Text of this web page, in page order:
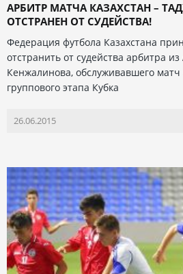
АРБИТР МАТЧА КАЗАХСТАН –
ОТСТРАНЕН ОТ СУДЕЙСТВА!
Федерация футбола Казахстана
отстранить от судейства арбитра
Кенжалинова, обслуживавшего матч
группового этапа Кубка
26.06.2015